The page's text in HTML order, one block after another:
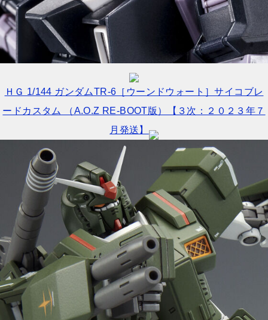
ＨＧ 1/144 ガンダムTR-6［ウーンドウォート］サイコブレ
ードカスタム （A.O.Z RE-BOOT版）【３次：２０２３年７
月発送】